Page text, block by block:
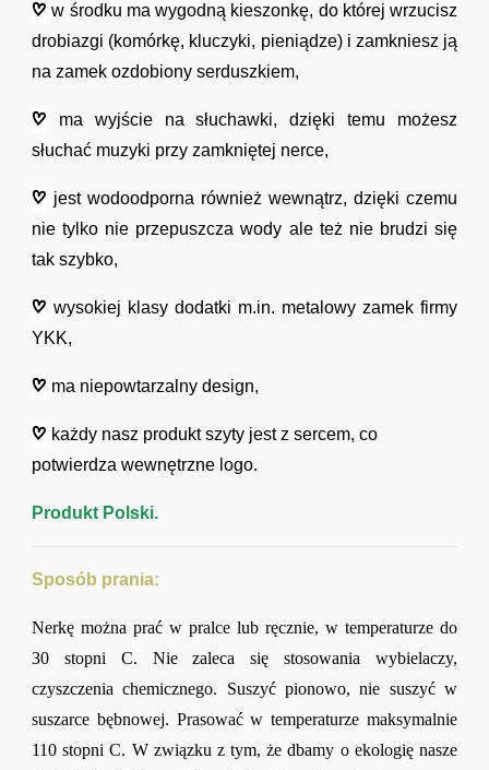
w środku ma wygodną kieszonkę, do której wrzucisz
drobiazgi (komórkę, kluczyki, pieniądze) i zamkniesz ją
na zamek ozdobiony serduszkiem,
ma wyjście na słuchawki, dzięki temu możesz
słuchać muzyki przy zamkniętej nerce,
jest wodoodporna również wewnątrz, dzięki czemu
nie tylko nie przepuszcza wody ale też nie brudzi się
tak szybko,
wysokiej klasy dodatki m.in. metalowy zamek firmy
YKK,
ma niepowtarzalny design,
każdy nasz produkt szyty jest z sercem, co
potwierdza wewnętrzne logo.
Produkt Polski.
Sposób prania:
Nerkę można prać w pralce lub ręcznie, w temperaturze do
30 stopni C. Nie zaleca się stosowania wybielaczy,
czyszczenia chemicznego. Suszyć pionowo, nie suszyć w
suszarce bębnowej. Prasować w temperaturze maksymalnie
110 stopni C. W związku z tym, że dbamy o ekologię nasze